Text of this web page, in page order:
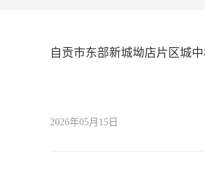
自贡市东部新城坳店片区城
2026年05月15日